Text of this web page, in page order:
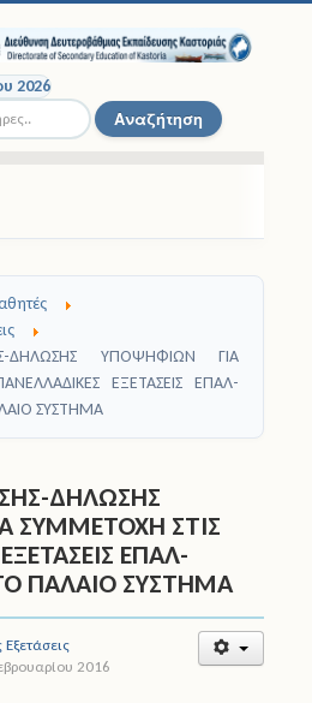
2026
Αναζήτηση
ΔΗΛΩΣΗΣ ΥΠΟΨΗΦΙΩΝ ΓΙΑ
ΕΞΕΤΑΣΕΙΣ ΕΠΑΛ-
ΣΥΣΤΗΜΑ
ΔΗΛΩΣΗΣ
ΣΥΜΜΕΤΟΧΗ ΣΤΙΣ
ΕΠΑΛ-
ΠΑΛΑΙΟ ΣΥΣΤΗΜΑ
2016